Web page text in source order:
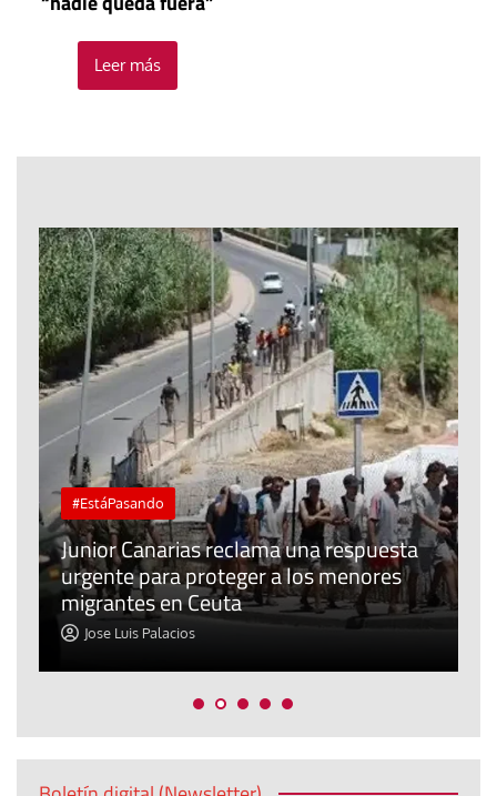
Leer más
#EstáPasando
Junior Canarias reclama una respuesta
urgente para proteger a los menores
migrantes en Ceuta
Jose Luis Palacios